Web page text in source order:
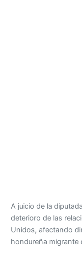
A juicio de la
deterioro de las
Unidos, afectando
hondureña migrante